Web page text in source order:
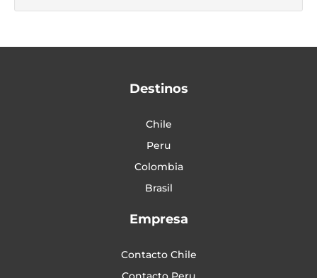
Destinos
Chile
Peru
Colombia
Brasil
Empresa
Contacto Chile